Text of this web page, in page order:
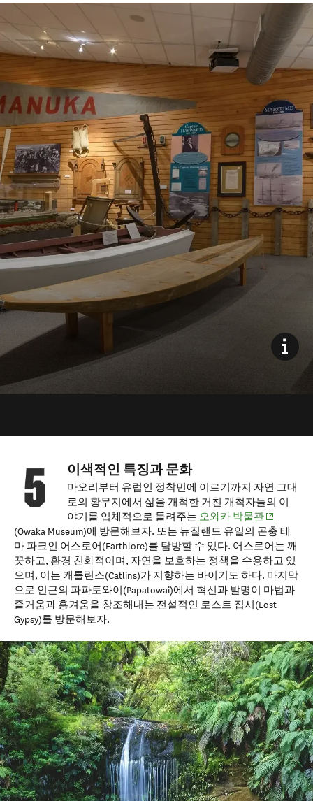
이색적인 특징과 문화
마오리부터 유럽인 정착민에 이르기까지 자연 그대
로의 황무지에서 삶을 개척한 거친 개척자들의 이
야기를 입체적으로 들려주는 오와카 박물관(opens in
(Owaka Museum)에 방문해보자. 또는 뉴질랜드 유일의 곤충 테
마 파크인 어스로어(Earthlore)를 탐방할 수 있다. 어스로어는 깨
끗하고, 환경 친화적이며, 자연을 보호하는 정책을 수용하고 있
으며, 이는 캐틀린스(Catlins)가 지향하는 바이기도 하다. 마지막
으로 인근의 파파토와이(Papatowai)에서 혁신과 발명이 마법과
즐거움과 흥겨움을 창조해내는 전설적인 로스트 집시(Lost
Gypsy)를 방문해보자.